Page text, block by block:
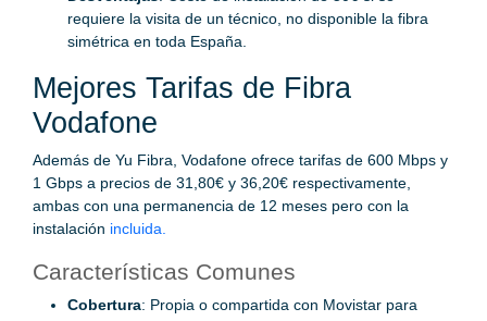
requiere la visita de un técnico, no disponible la fibra
simétrica en toda España.
Mejores Tarifas de Fibra
Vodafone
Además de Yu Fibra, Vodafone ofrece tarifas de 600 Mbps y
1 Gbps a precios de 31,80€ y 36,20€ respectivamente,
ambas con una permanencia de 12 meses pero con la
instalación incluida.
Características Comunes
Cobertura: Propia o compartida con Movistar para